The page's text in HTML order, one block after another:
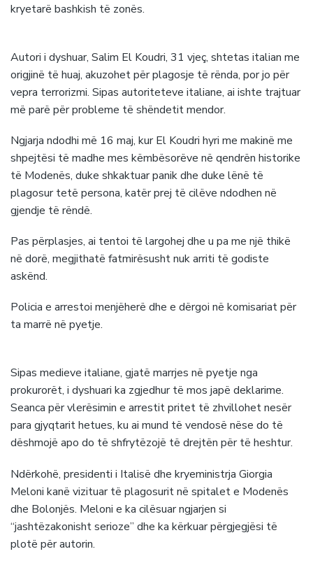
kryetarë bashkish të zonës.
Autori i dyshuar, Salim El Koudri, 31 vjeç, shtetas italian me
origjinë të huaj, akuzohet për plagosje të rënda, por jo për
vepra terrorizmi. Sipas autoriteteve italiane, ai ishte trajtuar
më parë për probleme të shëndetit mendor.
Ngjarja ndodhi më 16 maj, kur El Koudri hyri me makinë me
shpejtësi të madhe mes këmbësorëve në qendrën historike
të Modenës, duke shkaktuar panik dhe duke lënë të
plagosur tetë persona, katër prej të cilëve ndodhen në
gjendje të rëndë.
Pas përplasjes, ai tentoi të largohej dhe u pa me një thikë
në dorë, megjithatë fatmirësusht nuk arriti të godiste
askënd.
Policia e arrestoi menjëherë dhe e dërgoi në komisariat për
ta marrë në pyetje.
Sipas medieve italiane, gjatë marrjes në pyetje nga
prokurorët, i dyshuari ka zgjedhur të mos japë deklarime.
Seanca për vlerësimin e arrestit pritet të zhvillohet nesër
para gjyqtarit hetues, ku ai mund të vendosë nëse do të
dëshmojë apo do të shfrytëzojë të drejtën për të heshtur.
Ndërkohë, presidenti i Italisë dhe kryeministrja Giorgia
Meloni kanë vizituar të plagosurit në spitalet e Modenës
dhe Bolonjës. Meloni e ka cilësuar ngjarjen si
“jashtëzakonisht serioze” dhe ka kërkuar përgjegjësi të
plotë për autorin.